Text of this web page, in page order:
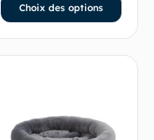
Choix des options